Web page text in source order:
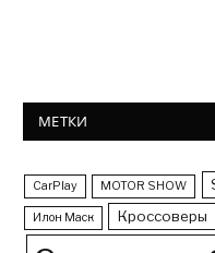
МЕТКИ
CarPlay MOTOR SHOW
Илон Маск Кроссоверы